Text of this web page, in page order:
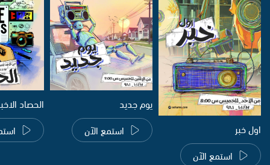
اول خبر
استمع الآن
يوم جديد
استمع الآن
الحصاد